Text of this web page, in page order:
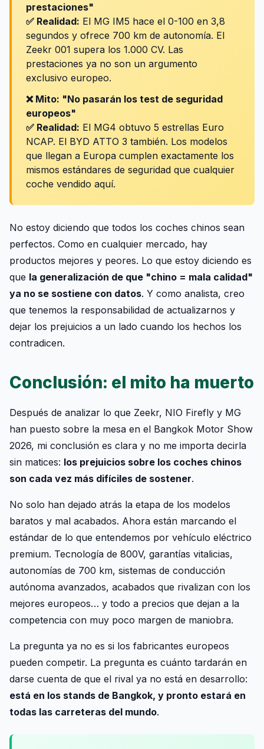
prestaciones"
✅ Realidad: El MG IM5 hace el 0-100 en 3,8
segundos y ofrece 700 km de autonomía. El
Zeekr 001 supera los 1.000 CV. Las
prestaciones ya no son un argumento
exclusivo europeo.
❌ Mito: "No pasarán los test de seguridad
europeos"
✅ Realidad: El MG4 obtuvo 5 estrellas Euro
NCAP. El BYD ATTO 3 también. Los modelos
que llegan a Europa cumplen exactamente los
mismos estándares de seguridad que cualquier
coche vendido aquí.
No estoy diciendo que todos los coches chinos sean
perfectos. Como en cualquier mercado, hay
productos mejores y peores. Lo que estoy diciendo es
que la generalización de que "chino = mala calidad"
ya no se sostiene con datos. Y como analista, creo
que tenemos la responsabilidad de actualizarnos y
dejar los prejuicios a un lado cuando los hechos los
contradicen.
Conclusión: el mito ha muerto
Después de analizar lo que Zeekr, NIO Firefly y MG
han puesto sobre la mesa en el Bangkok Motor Show
2026, mi conclusión es clara y no me importa decirla
sin matices: los prejuicios sobre los coches chinos
son cada vez más difíciles de sostener.
No solo han dejado atrás la etapa de los modelos
baratos y mal acabados. Ahora están marcando el
estándar de lo que entendemos por vehículo eléctrico
premium. Tecnología de 800V, garantías vitalicias,
autonomías de 700 km, sistemas de conducción
autónoma avanzados, acabados que rivalizan con los
mejores europeos… y todo a precios que dejan a la
competencia con muy poco margen de maniobra.
La pregunta ya no es si los fabricantes europeos
pueden competir. La pregunta es cuánto tardarán en
darse cuenta de que el rival ya no está en desarrollo:
está en los stands de Bangkok, y pronto estará en
todas las carreteras del mundo.